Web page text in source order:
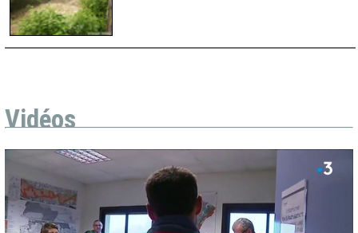
Vidéos